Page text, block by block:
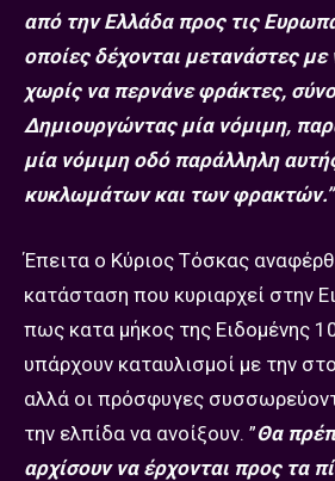
από την Ελλάδα προς τις
οποίες δέχονται μετανάστες
χωρίς να περνάνε φράκτες,
Δημιουργώντας μία νόμιμη,
μία νόμιμη οδό παράλληλη
κυκλωμάτων και των φρακτών.”
Έπειτα ο Κύριος Τόσκας
κατάσταση που κυριαρχεί στην
πως κατα μήκος της Ειδομένης
υπάρχουν καταυλισμοί με την
αλλά οι πρόσφυγες
την ελπίδα να ανοίξουν. ”Θα
αρχίσουν να έρχονται προς τα